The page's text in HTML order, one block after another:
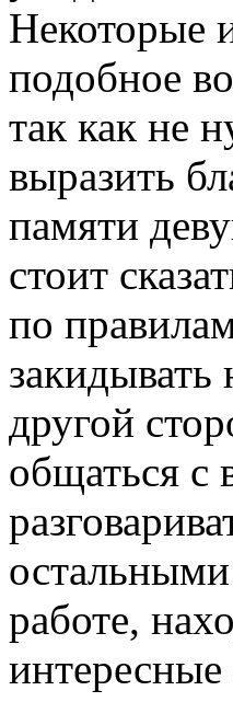
Некоторые
подобное
так как не
выразить
памяти
стоит
по
другой
общаться с
работе,